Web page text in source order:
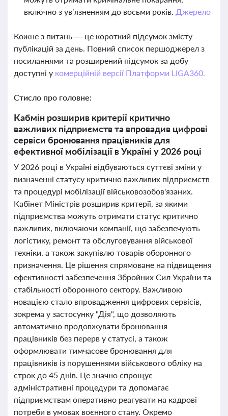
включно з ув’язненням до восьми років. Джерело
Кожне з питань — це короткий підсумок змісту
публікацій за день. Повний список першоджерел з
посиланнями та розширений підсумок за добу
доступні у комерційній версії Платформи LIGA360.
Стисло про головне:
Кабмін розширив критерії критично
важливих підприємств та впровадив цифрові
сервіси бронювання працівників для
ефективної мобілізації в Україні у 2026 році
У 2026 році в Україні відбуваються суттєві зміни у
визначенні статусу критично важливих підприємств
та процедурі мобілізації військовозобов'язаних.
Кабінет Міністрів розширив критерії, за якими
підприємства можуть отримати статус критично
важливих, включаючи компанії, що забезпечують
логістику, ремонт та обслуговування військової
техніки, а також закупівлю товарів оборонного
призначення. Це рішення спрямоване на підвищення
ефективності забезпечення Збройних Сил України та
стабільності оборонного сектору. Важливою
новацією стало впровадження цифрових сервісів,
зокрема у застосунку "Дія", що дозволяють
автоматично продовжувати бронювання
працівників без перерв у статусі, а також
оформлювати тимчасове бронювання для
працівників із порушеннями військового обліку на
строк до 45 днів. Це значно спрощує
адміністративні процедури та допомагає
підприємствам оперативно реагувати на кадрові
потреби в умовах воєнного стану. Окремо